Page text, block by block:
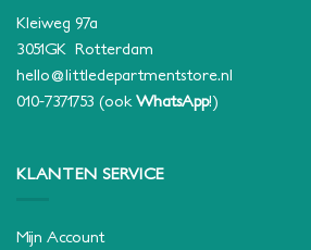
Kleiweg 97a
3051GK Rotterdam
hello@littledepartmentstore.nl
010-7371753 (ook WhatsApp!)
KLANTEN SERVICE
Mijn Account